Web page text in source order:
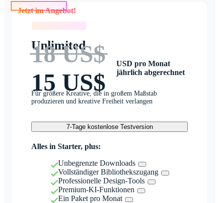
Jetzt im Angebot!
Unlimited
18 US$
15 US$
USD pro Monat
jährlich abgerechnet
Für größere Kreative, die in großem Maßstab
produzieren und kreative Freiheit verlangen
7-Tage kostenlose Testversion
Alles in Starter, plus:
Unbegrenzte Downloads
Vollständiger Bibliothekszugang
Professionelle Design-Tools
Premium-KI-Funktionen
Ein Paket pro Monat